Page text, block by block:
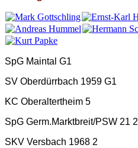
SpG Maintal G1
SV Oberdürrbach 1959 G1
KC Oberaltertheim 5
SpG Germ.Marktbreit/PSW 21 2
SKV Versbach 1968 2